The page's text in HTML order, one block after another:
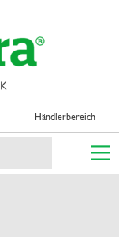
Händlerbereich